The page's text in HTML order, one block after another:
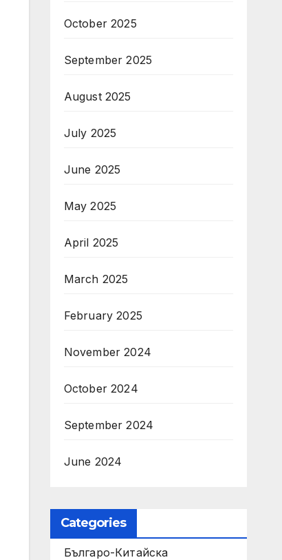
October 2025
September 2025
August 2025
July 2025
June 2025
May 2025
April 2025
March 2025
February 2025
November 2024
October 2024
September 2024
June 2024
Categories
Българо-Китайска